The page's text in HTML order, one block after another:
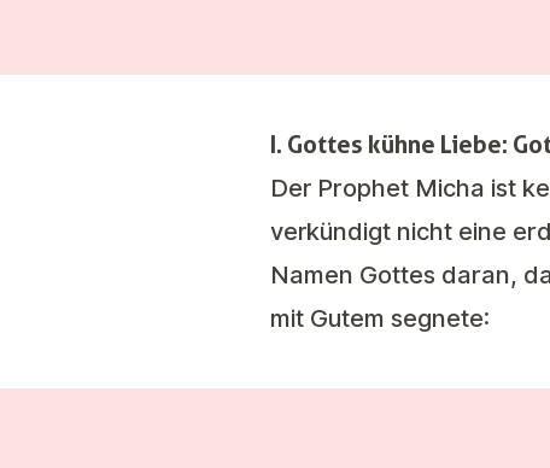
I. Gottes kühne Liebe:
Der Prophet Micha ist
verkündigt nicht eine
Namen Gottes daran,
mit Gutem segnete: